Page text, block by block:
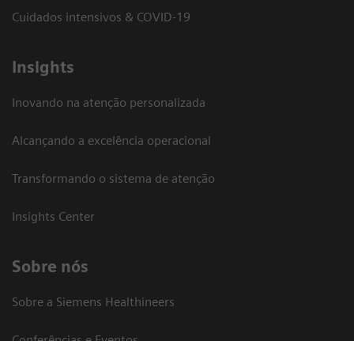
Cuidados intensivos & COVID-19
Insights
Inovando na atenção personalizada
Alcançando a excelência operacional
Transformando o sistema de atenção
Insights Center
Sobre nós
Sobre a Siemens Healthineers